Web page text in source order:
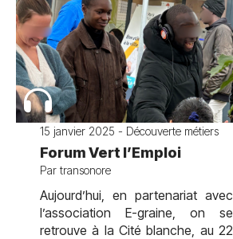
15 janvier 2025 - Découverte métiers
Forum Vert l’Emploi
Par transonore
Aujourd’hui, en partenariat avec
l’association E-graine, on se
retrouve à la Cité blanche, au 22